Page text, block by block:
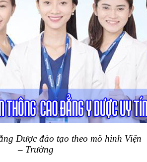
Dược đào tạo theo mô hình Viện
– Trường